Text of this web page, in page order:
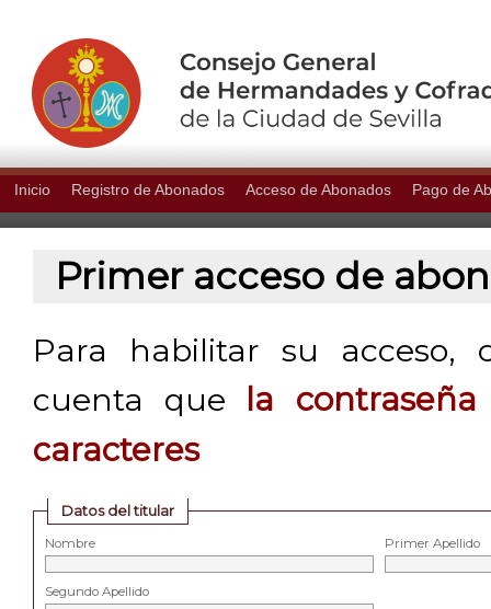
Inicio Registro de Abonados Acceso de Abonados Pago de
Primer acceso de
Para habilitar su acceso,
cuenta que
la
caracteres
Datos del titular
Nombre Primer Apellido
Segundo Apellido